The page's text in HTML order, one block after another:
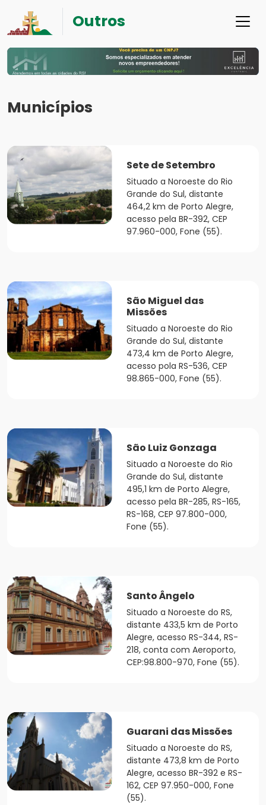
Outros
Municípios
Sete de Setembro
Situado a Noroeste do Rio
Grande do Sul, distante
464,2 km de Porto Alegre,
acesso pela BR-392, CEP
97.960-000, Fone (55).
São Miguel das
Missões
Situado a Noroeste do Rio
Grande do Sul, distante
473,4 km de Porto Alegre,
acesso pola RS-536, CEP
98.865-000, Fone (55).
São Luiz Gonzaga
Situado a Noroeste do Rio
Grande do Sul, distante
495,1 km de Porto Alegre,
acesso pela BR-285, RS-165,
RS-168, CEP 97.800-000,
Fone (55).
Santo Ângelo
Situado a Noroeste do RS,
distante 433,5 km de Porto
Alegre, acesso RS-344, RS-
218, conta com Aeroporto,
CEP:98.800-970, Fone (55).
Guarani das Missões
Situado a Noroeste do RS,
distante 473,8 km de Porto
Alegre, acesso BR-392 e RS-
162, CEP 97.950-000, Fone
(55).